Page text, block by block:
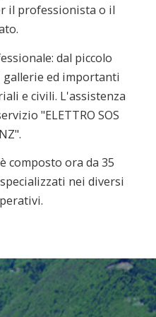
il professionista o il
dal piccolo
gallerie ed importanti
e civili. L'assistenza
"ELETTRO SOS
composto ora da 35
nei diversi